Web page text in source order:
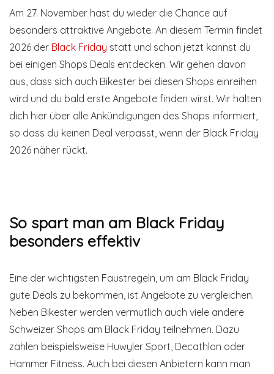
Am 27. November hast du wieder die Chance auf
besonders attraktive Angebote. An diesem Termin findet
2026 der Black Friday statt und schon jetzt kannst du
bei einigen Shops Deals entdecken. Wir gehen davon
aus, dass sich auch Bikester bei diesen Shops einreihen
wird und du bald erste Angebote finden wirst. Wir halten
dich hier über alle Ankündigungen des Shops informiert,
so dass du keinen Deal verpasst, wenn der Black Friday
2026 näher rückt.
So spart man am Black Friday
besonders effektiv
Eine der wichtigsten Faustregeln, um am Black Friday
gute Deals zu bekommen, ist Angebote zu vergleichen.
Neben Bikester werden vermutlich auch viele andere
Schweizer Shops am Black Friday teilnehmen. Dazu
zählen beispielsweise Huwyler Sport, Decathlon oder
Hammer Fitness. Auch bei diesen Anbietern kann man